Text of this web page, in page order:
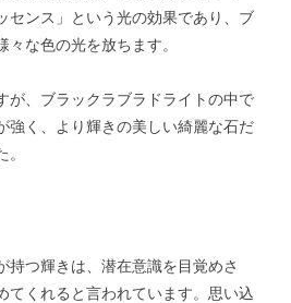
センス」という光の効果であり、ブ
々な色の光を放ちます。
が、ブラックラブラドライトの中で
強く、より輝きの美しい綺麗な石だ
持つ輝きは、潜在意識を目覚めさ
てくれると言われています。思い込